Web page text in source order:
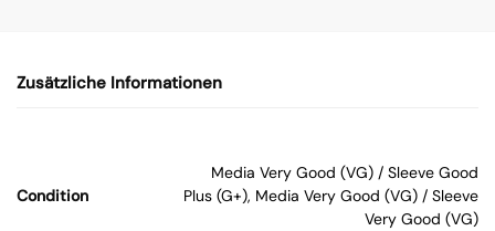
W
Zusätzliche Informationen
Condition
Media Very Good (VG) / Sleeve Good
Plus (G+), Media Very Good (VG) / Sleeve
Very Good (VG)